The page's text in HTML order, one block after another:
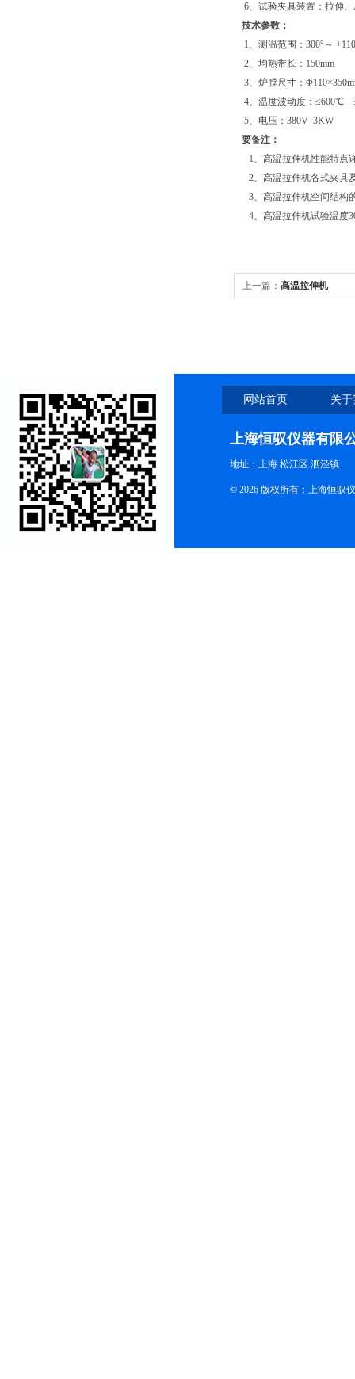
6、试验夹具装置：拉伸
技术参数：
1、测温范围：300°～
2、均热带长：150mm
3、炉膛尺寸：
4、温度波动度：
5、电压：380V 3KW
要备注：
1、高温拉伸机性能特点
2、高温拉伸机各式夹具
3、高温拉伸机空间结构
4、高温拉伸机试验温度
上一篇： 高温拉伸机
网站首页 关
上海恒驭仪器有限
地址：上海.松江区.泗泾镇
© 2026 版权所有：上海恒驭